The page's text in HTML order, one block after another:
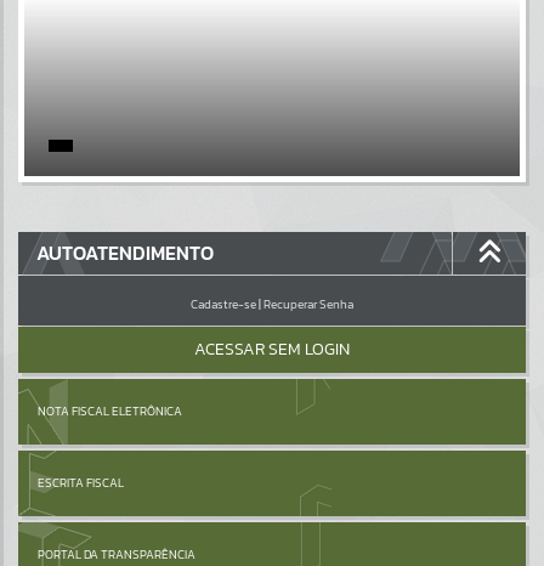
Por favor, aguarde...
GALERIAS
Por favor, aguarde...
AUTOATENDIMENTO
Cadastre-se|Recuperar Senha
ACESSAR SEM LOGIN
NOTA FISCAL ELETRÔNICA
ESCRITA FISCAL
PORTAL DA TRANSPARÊNCIA